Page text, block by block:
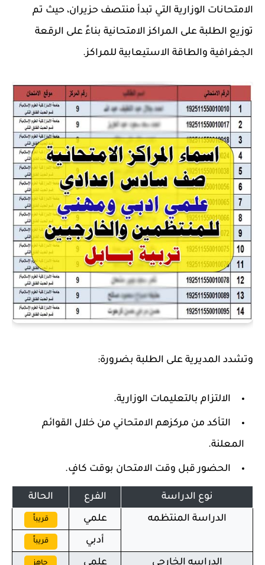
الامتحانات الوزارية التي تبدأ منتصف حزيران، حيث تم
توزيع الطلبة على المراكز الامتحانية بناءً على الرقعة
الجغرافية والطاقة الاستيعابية للمراكز.
وتشدد المديرية على الطلبة بضرورة:
الالتزام بالتعليمات الوزارية.
التأكد من مركزهم الامتحاني من خلال القوائم
المعلنة.
الحضور قبل وقت الامتحان بوقت كافٍ.
نوع الدراسة الفرع الحالة
الدراسة المنتظمه علمي قريباً
أدبي قريباً
الدراسه الخارجي علمي جاهز